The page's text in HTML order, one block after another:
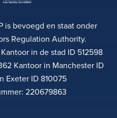
is bevoegd en staat onder
Regulation Authority.
in de stad ID 512598
Kantoor in Manchester ID
Exeter ID 810075
220679863